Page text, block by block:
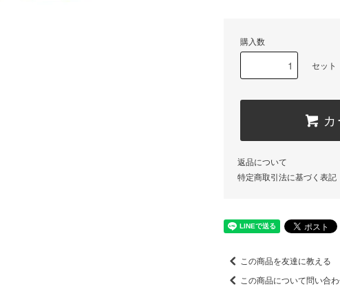
購入数
セット
返品について
特定商取引法に基づく表記
この商品を友達に教える
この商品について問い合